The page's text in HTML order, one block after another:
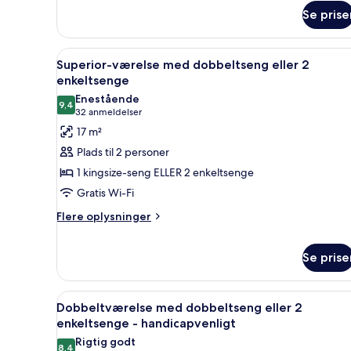
Se
Indlæs
alle
billeder
af
Superior-
værelse
med
dobbeltseng
eller
2
Et hotelværelse med to
9
Superior-værelse med dobbeltseng eller 2
enkeltsenge
9,49,4 ud af 10
Enestående
32 anmeldelser
(32
anmeldelser)
17 m²
Plads til 2 personer
1 kingsize-seng ELLER 2 enkeltsenge
Gratis Wi-Fi
Flere oplysninger
Flere
værelse
med
dobbeltseng
eller
2
enkeltsenge
Se
Indlæs
alle
billeder
Et hotelværelse med en
9
Dobbeltværelse med dobbeltseng eller 2
enkeltsenge - handicapvenligt
8,4 Rigtig godt